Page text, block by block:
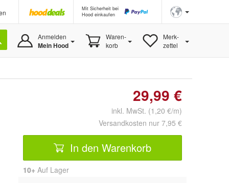
Mit Sicherheit bei
Hood einkaufen
Anmelden
Mein Hood
Waren-
korb
Merk-
zettel
29,99 €
inkl. MwSt. (1,20 €/m)
Versandkosten nur 7,95 €
In den Warenkorb
10+ Auf Lager